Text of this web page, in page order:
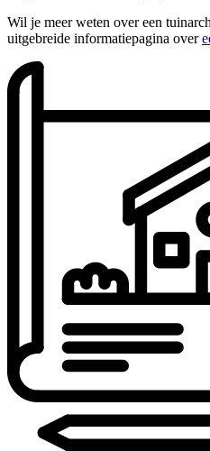
Wil je meer weten over een
uitgebreide informatiepagina over